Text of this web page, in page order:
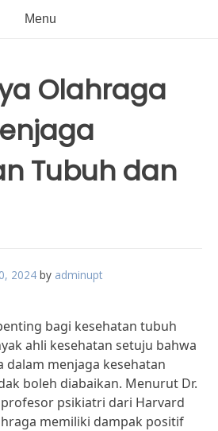
Menu
Olahraga
Tubuh dan
2024 by adminupt
bagi kesehatan tubuh
ahli kesehatan setuju bahwa
dalam menjaga kesehatan
boleh diabaikan. Menurut Dr.
profesor psikiatri dari Harvard
memiliki dampak positif